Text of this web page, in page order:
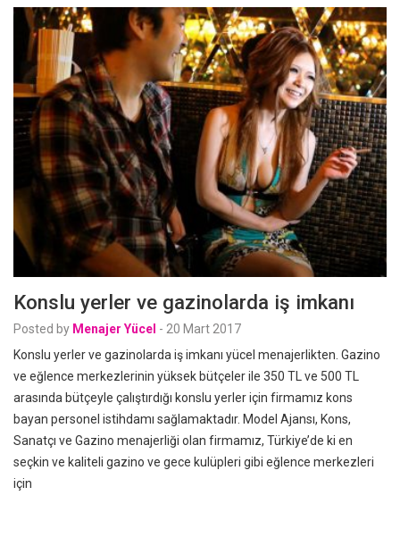
Konslu yerler ve gazinolarda iş imkanı
Posted by Menajer Yücel - 20 Mart 2017
Konslu yerler ve gazinolarda iş imkanı yücel menajerlikten. Gazino
ve eğlence merkezlerinin yüksek bütçeler ile 350 TL ve 500 TL
arasında bütçeyle çalıştırdığı konslu yerler için firmamız kons
bayan personel istihdamı sağlamaktadır. Model Ajansı, Kons,
Sanatçı ve Gazino menajerliği olan firmamız, Türkiye’de ki en
seçkin ve kaliteli gazino ve gece kulüpleri gibi eğlence merkezleri
için